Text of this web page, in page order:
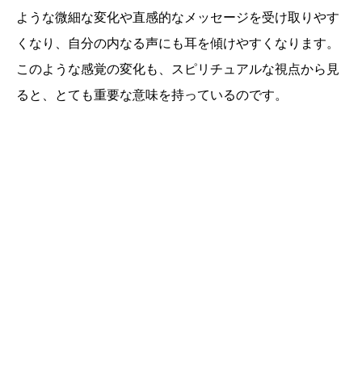
ような微細な変化や直感的なメッセージを受け取りやす
くなり、自分の内なる声にも耳を傾けやすくなります。
このような感覚の変化も、スピリチュアルな視点から見
ると、とても重要な意味を持っているのです。